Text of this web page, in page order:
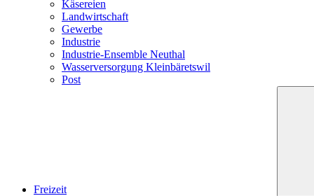
Käsereien
Landwirtschaft
Gewerbe
Industrie
Industrie-Ensemble Neuthal
Wasserversorgung Kleinbäretswil
Post
Freizeit